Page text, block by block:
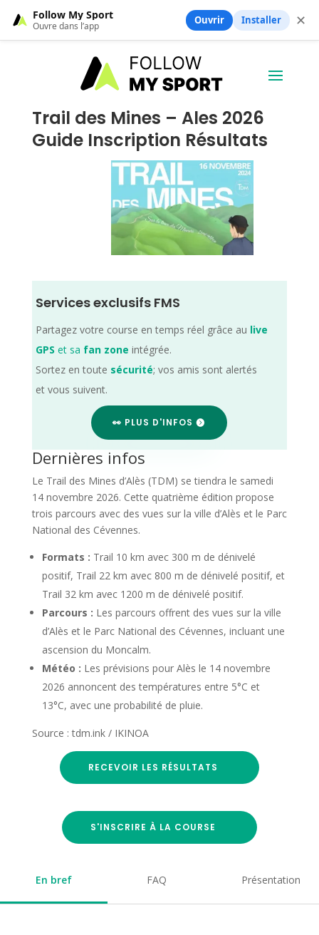
Trail des Mines – Ales 2026
Guide Inscription Résultats
Services exclusifs FMS
Partagez votre course en temps réel grâce au live
GPS et sa fan zone intégrée.
Sortez en toute sécurité; vos amis sont alertés
et vous suivent.
👀 PLUS D'INFOS
Dernières infos
Le Trail des Mines d’Alès (TDM) se tiendra le samedi
14 novembre 2026. Cette quatrième édition propose
trois parcours avec des vues sur la ville d’Alès et le Parc
National des Cévennes.
Formats : Trail 10 km avec 300 m de dénivelé
positif, Trail 22 km avec 800 m de dénivelé positif, et
Trail 32 km avec 1200 m de dénivelé positif.
Parcours : Les parcours offrent des vues sur la ville
d’Alès et le Parc National des Cévennes, incluant une
ascension du Moncalm.
Météo : Les prévisions pour Alès le 14 novembre
2026 annoncent des températures entre 5°C et
13°C, avec une probabilité de pluie.
Source : tdm.ink / IKINOA
RECEVOIR LES RÉSULTATS
S'INSCRIRE À LA COURSE
En bref FAQ Présentation
Follow My Sport
Ouvre dans l’app Ouvrir Installer ✕